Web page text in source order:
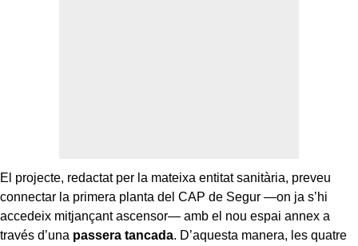
El projecte, redactat per la mateixa entitat sanitària, preveu
connectar la primera planta del CAP de Segur —on ja s’hi
accedeix mitjançant ascensor— amb el nou espai annex a
través d’una passera tancada. D’aquesta manera, les quatre